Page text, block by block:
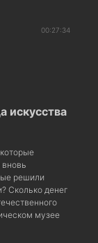
00:27:34
искусства
решили
Сколько денег
музее